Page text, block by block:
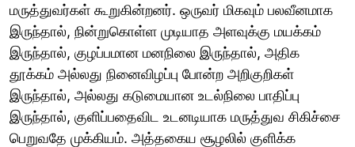
மருத்துவர்கள் கூறுகின்றனர். ஒருவர் மிகவும் பலவீனமாக
இருந்தால், நின்றுகொள்ள முடியாத அளவுக்கு மயக்கம்
இருந்தால், குழப்பமான மனநிலை இருந்தால், அதிக
தூக்கம் அல்லது நினைவிழப்பு போன்ற அறிகுறிகள்
இருந்தால், அல்லது கடுமையான உடல்நிலை பாதிப்பு
இருந்தால், குளிப்பதைவிட உடனடியாக மருத்துவ சிகிச்சை
பெறுவதே முக்கியம். அத்தகைய சூழலில் குளிக்க